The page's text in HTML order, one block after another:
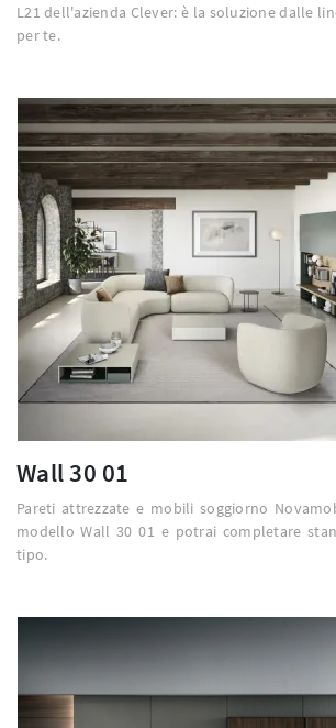
L21 dell'azienda Clever: è la soluzione dalle
per te.
Wall 30 01
Pareti attrezzate e mobili soggiorno
modello Wall 30 01 e potrai completare
tipo.